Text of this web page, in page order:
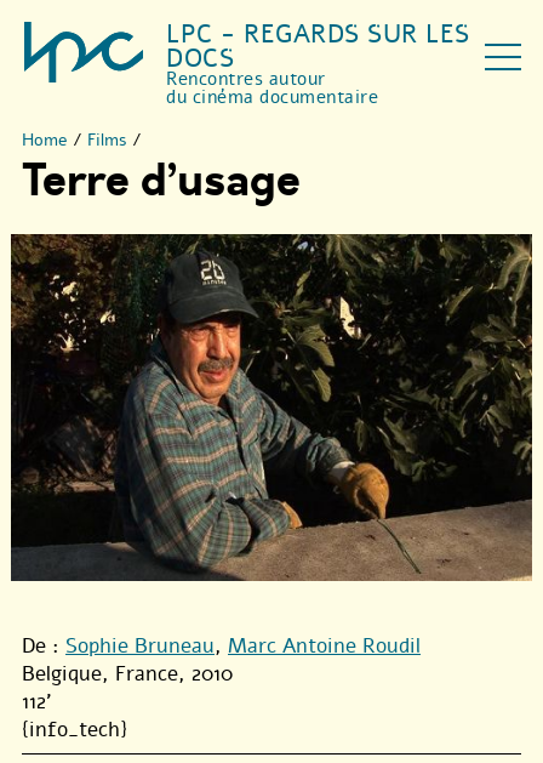
LPC - REGARDS SUR LES
DOCS
Rencontres autour
du cinéma documentaire
Home / Films /
Terre d’usage
De : Sophie Bruneau, Marc Antoine Roudil
Belgique, France, 2010
112'
{info_tech}